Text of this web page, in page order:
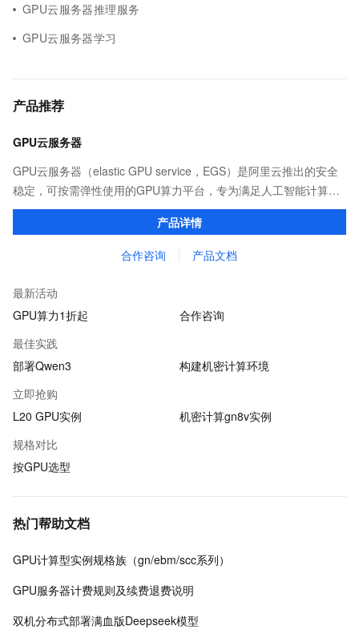
GPU云服务器推理服务
GPU云服务器学习
产品推荐
GPU云服务器
GPU云服务器（elastic GPU service，EGS）是阿里云推出的安全
稳定，可按需弹性使用的GPU算力平台，专为满足人工智能计算、
图形渲染、科学仿真等高性能计算场景需求而设计。
产品详情
合作咨询 产品文档
最新活动
GPU算力1折起
合作咨询
最佳实践
部署Qwen3
构建机密计算环境
立即抢购
L20 GPU实例
机密计算gn8v实例
规格对比
按GPU选型
热门帮助文档
GPU计算型实例规格族（gn/ebm/scc系列）
GPU服务器计费规则及续费退费说明
双机分布式部署满血版Deepseek模型